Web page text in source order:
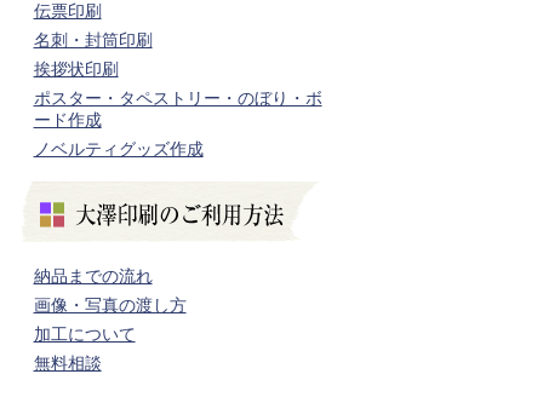
伝票印刷
名刺・封筒印刷
挨拶状印刷
ポスター・タペストリー・のぼり・ボ
ード作成
ノベルティグッズ作成
納品までの流れ
画像・写真の渡し方
加工について
無料相談